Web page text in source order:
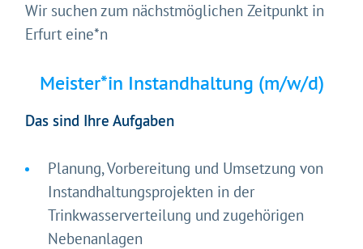
Wir suchen zum nächstmöglichen Zeitpunkt in
Erfurt eine*n
Meister*in Instandhaltung (m/w/d)
Das sind Ihre Aufgaben
Planung, Vorbereitung und Umsetzung von
Instandhaltungsprojekten in der
Trinkwasserverteilung und zugehörigen
Nebenanlagen